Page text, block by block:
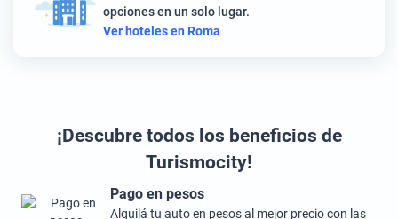
opciones en un solo lugar.
Ver hoteles en Roma
¡Descubre todos los beneficios de
Turismocity!
Pago en pesos
Alquilá tu auto en pesos al mejor precio con las